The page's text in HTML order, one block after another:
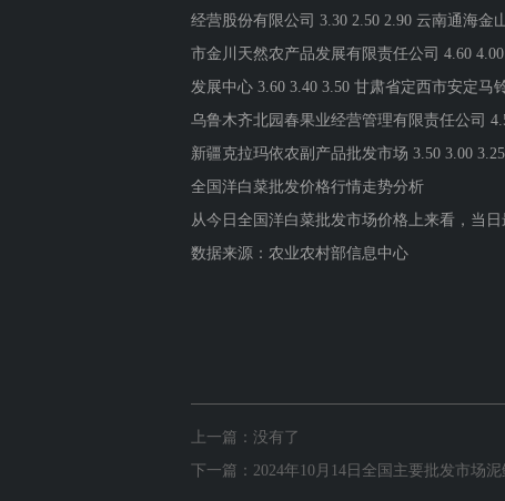
全国洋白菜批发价格行情走势分析
从今日全国洋白菜批发市场价格上来看，当
数据来源：农业农村部信息中心
上一篇：没有了
下一篇： 2024年10月14日全国主要批发市场